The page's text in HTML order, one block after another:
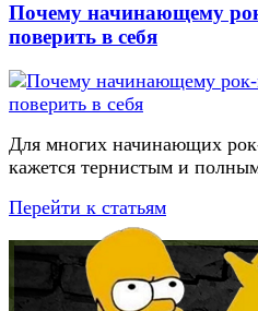
Почему начинающему
поверить в себя
Для многих начинающих
кажется тернистым и
Перейти к статьям